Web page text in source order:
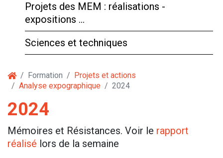
Projets des MEM : réalisations -
expositions …
Sciences et techniques
Formation
Projets et actions
Analyse expographique
2024
2024
Mémoires et Résistances. Voir le rapport
réalisé lors de la semaine